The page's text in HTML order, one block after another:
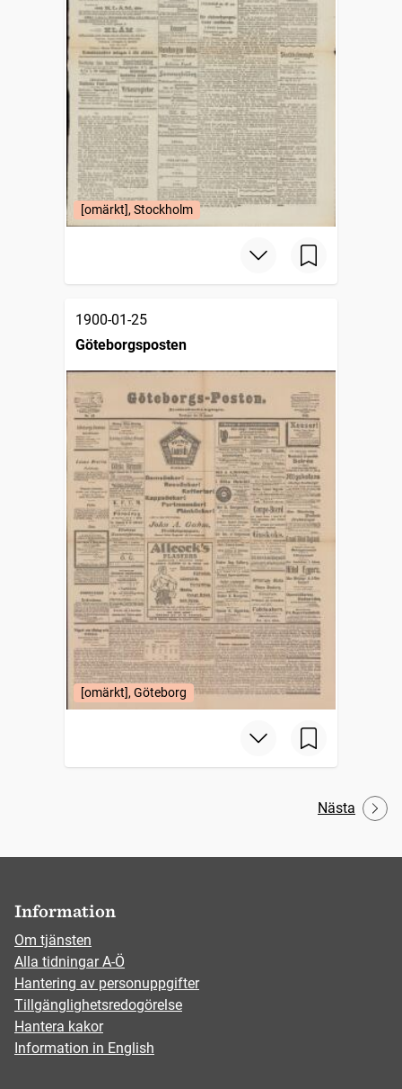
[omärkt], Stockholm
1900-01-25
Göteborgsposten
[omärkt], Göteborg
Nästa
Information
Om tjänsten
Alla tidningar A-Ö
Hantering av personuppgifter
Tillgänglighetsredogörelse
Hantera kakor
Information in English